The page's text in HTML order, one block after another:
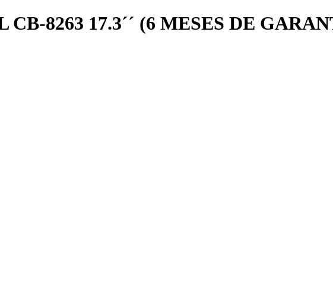
8263 17.3´´ (6 MESES DE